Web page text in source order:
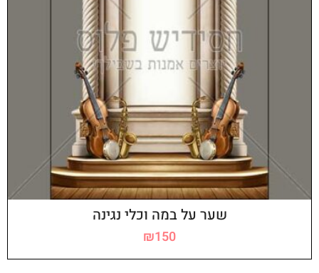
שער על במה וכלי נגינה
₪150